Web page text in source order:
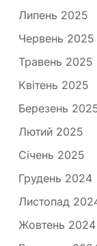
Липень 2025
Червень 2025
Травень 2025
Квітень 2025
Березень
Лютий 2025
Січень 2025
Грудень 2024
Листопад
Жовтень 2024